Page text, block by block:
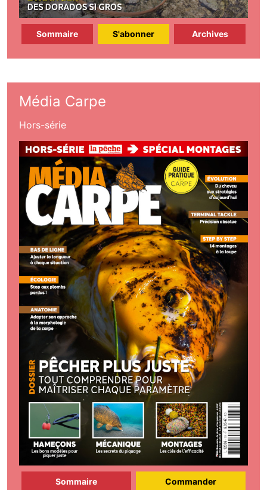
Sommaire S'abonner Archives
Média Carpe
Hors-série
Sommaire Commander